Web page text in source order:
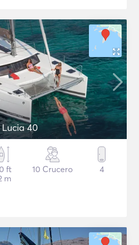
40
ft
m
10 Crucero 4